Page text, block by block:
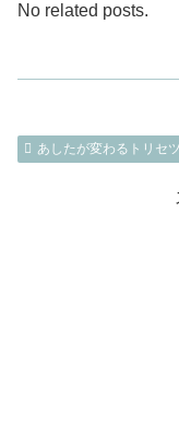
No related posts.
あしたが変わるトリセ